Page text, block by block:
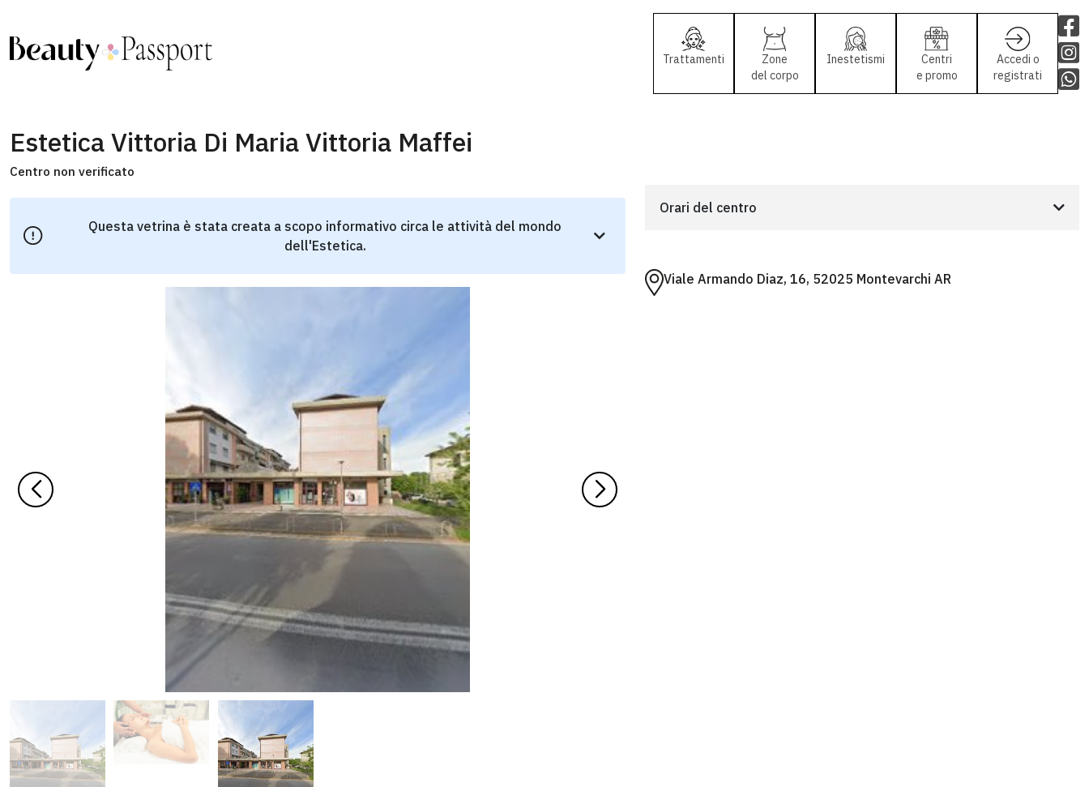
Trattamenti
Zone
del corpo
Inestetismi
Centri
e promo
Accedi o
registrati
Estetica Vittoria Di Maria Vittoria Maffei
Centro non verificato
Questa vetrina è stata creata a scopo informativo circa le attività del mondo
dell'Estetica.
Orari del centro
Viale Armando Diaz, 16, 52025 Montevarchi AR